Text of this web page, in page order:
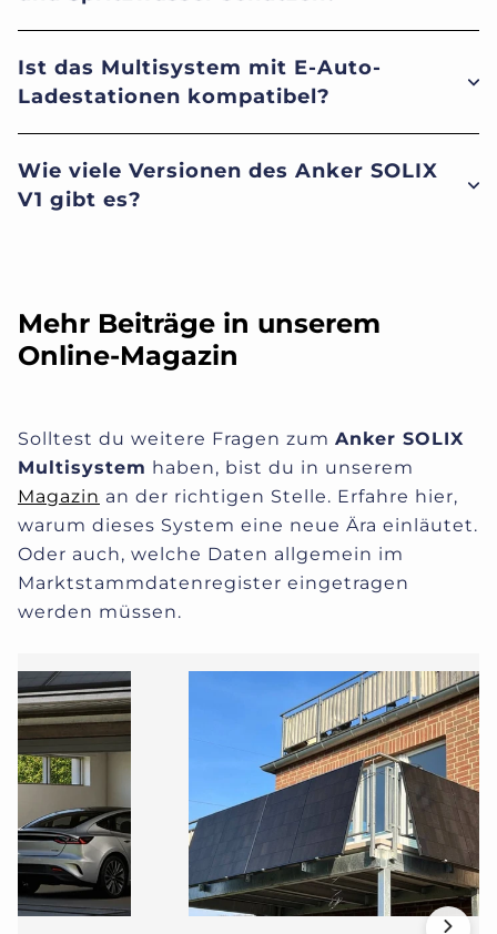
Ist das Multisystem mit E-Auto-
Ladestationen kompatibel?
Wie viele Versionen des Anker SOLIX
V1 gibt es?
Mehr Beiträge in unserem
Online-Magazin
Solltest du weitere Fragen zum Anker SOLIX
Multisystem haben, bist du in unserem
Magazin an der richtigen Stelle. Erfahre hier,
warum dieses System eine neue Ära einläutet.
Oder auch, welche Daten allgemein im
Marktstammdatenregister eingetragen
werden müssen.